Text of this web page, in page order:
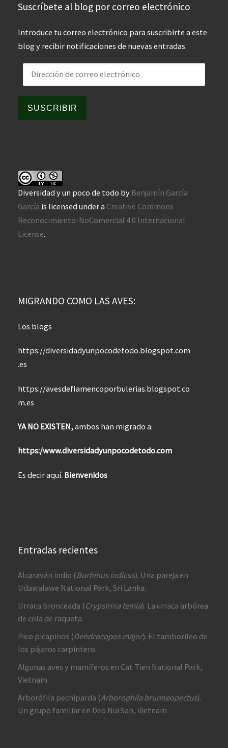
Suscríbete al blog por correo electrónico
Introduce tu correo electrónico para suscribirte a este
blog y recibir notificaciones de nuevas entradas.
Dirección de correo electrónico
SUSCRIBIR
Diversidad y un poco de todo by Benjamín García
García is licensed under a Creative Commons
Reconocimiento-NoComercial 4.0 Internacional
License.
MIGRANDO COMO LAS AVES:
Los blogs
https://diversidadyunpocodetodo.blogspot.com
.es
https://avesdeflamencoporbulerias.blogspot.co
m.es
YA NO EXISTEN,ambos han migrado a:
https:/www.diversidadyunpocodetodo.com
Es decir aquí. Bienvenidos
Entradas recientes
Alcaraván indio (Burhinus indicus). Una pareja en
Udawalawe National Park, Sri Lanka.
Urraca bronceada (Crypsirina temia). La urraca arbórea
de cola de raqueta.
Pico picapinos (Dendrocopos major). El tamborileo de
los pájaros carpintero.
Algunas aves y mamíferos en Cat Tien National Park,
Vietnam.
Arborófila pechiparda (Arborophila brunneopectus).
Un grupo familiar en Deo Nui San, Vietnam